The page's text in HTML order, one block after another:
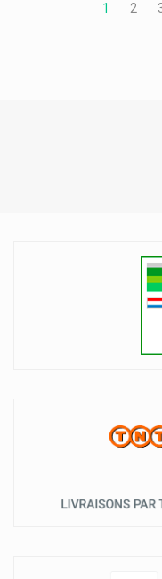
Page
1 Page
2